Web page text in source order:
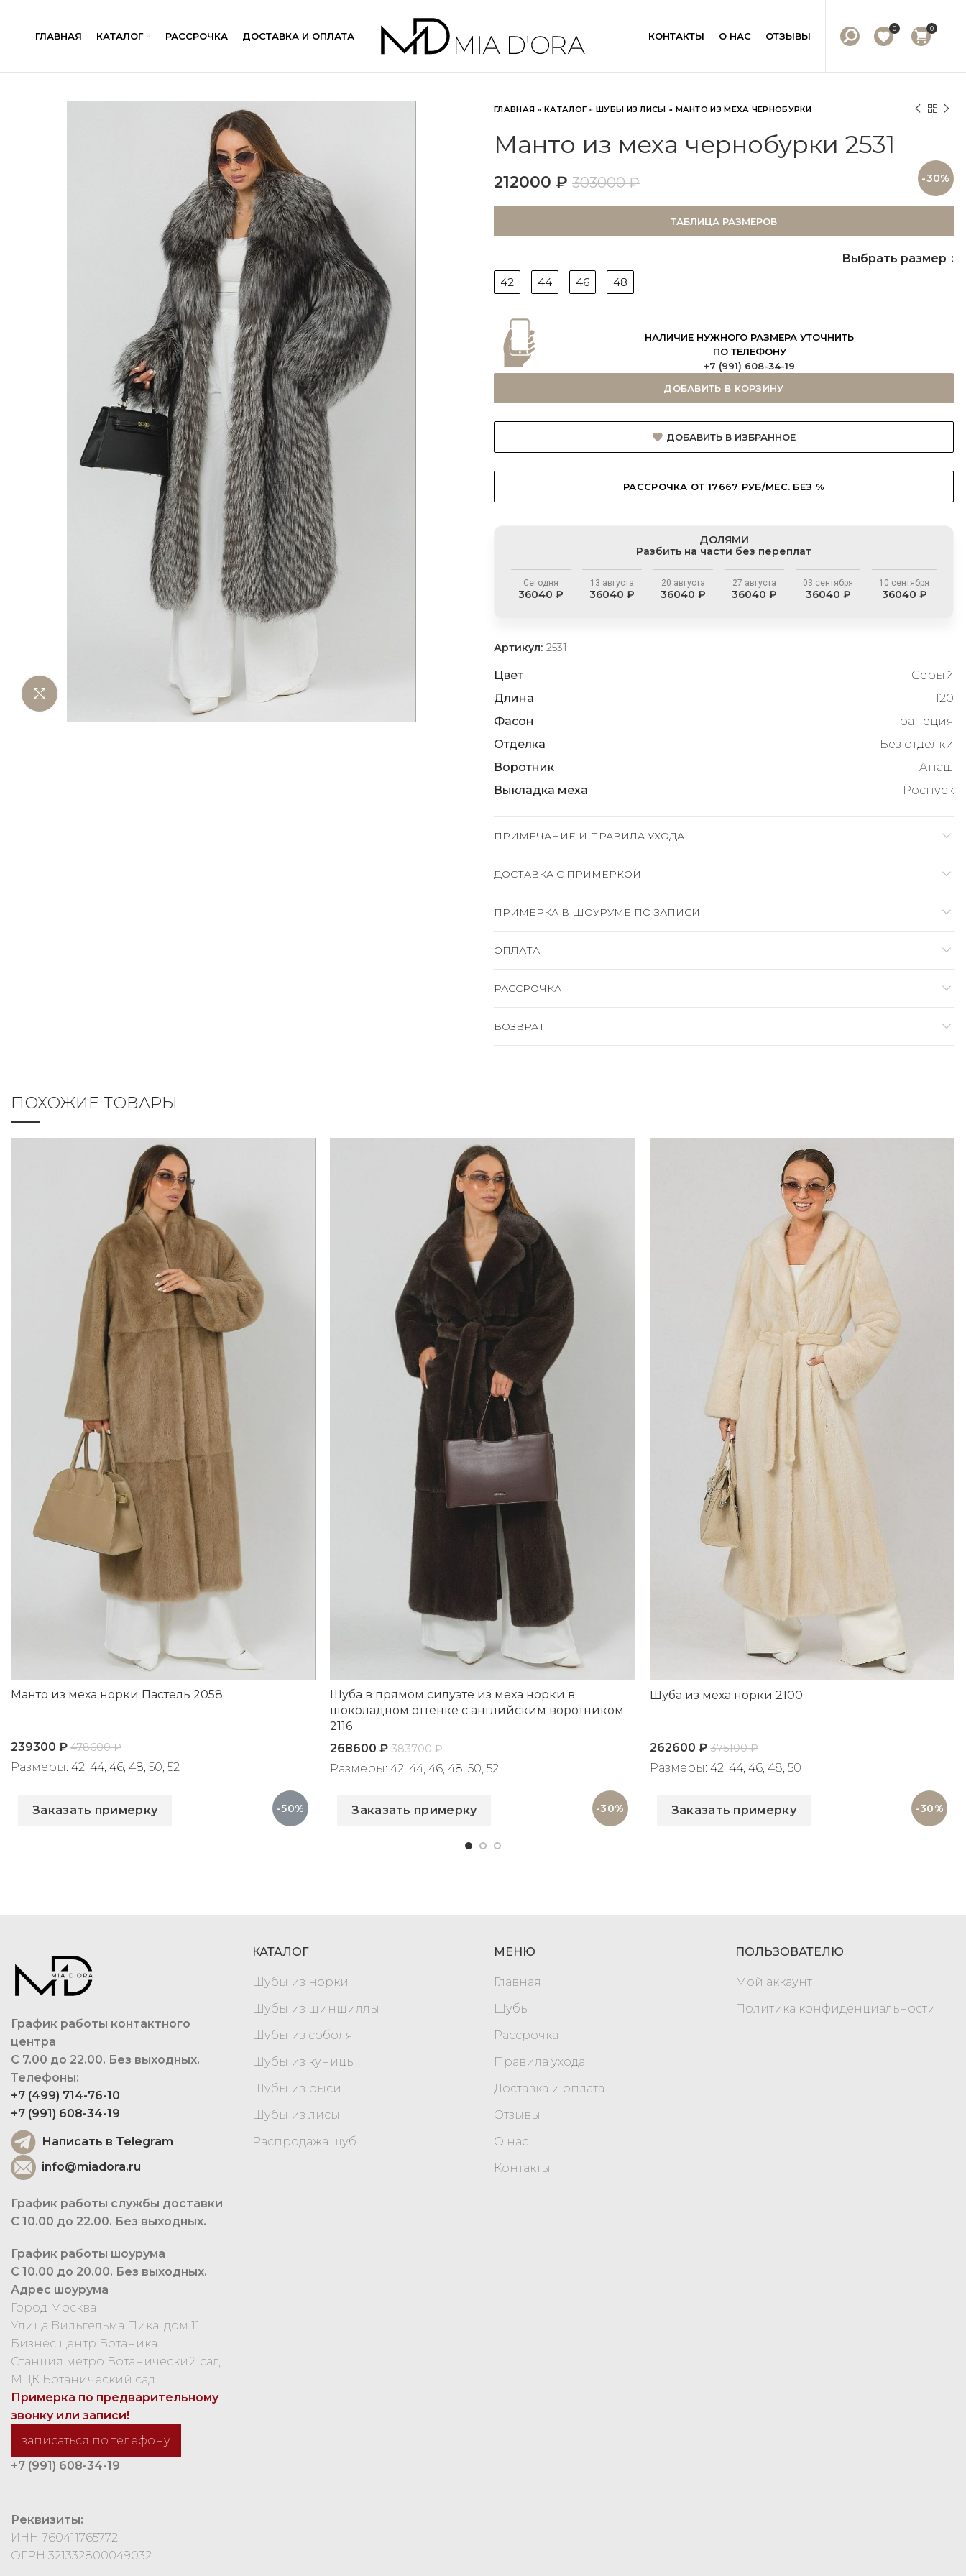
ГЛАВНАЯ КАТАЛОГ РАССРОЧКА ДОСТАВКА И ОПЛАТА КОНТАКТЫ О НАС ОТЗЫВЫ
0 0
Нажмите чтобы увеличить
ГЛАВНАЯ »КАТАЛОГ »ШУБЫ ИЗ ЛИСЫ » МАНТО ИЗ МЕХА ЧЕРНОБУРКИ
Манто из меха чернобурки 2531
212000 ₽ 303000₽ -30%
ТАБЛИЦА РАЗМЕРОВ
Выбрать размер
42
44 46 48
НАЛИЧИЕ НУЖНОГО РАЗМЕРА УТОЧНИТЬ
ПО ТЕЛЕФОНУ
+7 (991) 608-34-19
ДОБАВИТЬ В КОРЗИНУ
ДОБАВИТЬ В ИЗБРАННОЕ
РАССРОЧКА ОТ 17667 РУБ/МЕС. БЕЗ %
ДОЛЯМИ
Разбить на части без переплат
Сегодня
36040 ₽
13 августа
36040 ₽
20 августа
36040 ₽
27 августа
36040 ₽
03 сентября
36040 ₽
10 сентября
36040 ₽
Артикул: 2531
Цвет
Серый
Длина
120
Фасон
Трапеция
Отделка
Без отделки
Воротник
Апаш
Выкладка меха
Роспуск
ПРИМЕЧАНИЕ И ПРАВИЛА УХОДА
ДОСТАВКА C ПРИМЕРКОЙ
ПРИМЕРКА В ШОУРУМЕ ПО ЗАПИСИ
ОПЛАТА
РАССРОЧКА
ВОЗВРАТ
ПОХОЖИЕ ТОВАРЫ
-50%
Манто из меха норки Пастель 2058
239300 ₽ 478600₽
Размеры: 42, 44, 46, 48, 50, 52
Заказать примерку
-30%
Шуба в прямом силуэте из меха норки в
шоколадном оттенке с английским воротником
2116
268600₽ 383700₽
Размеры: 42, 44, 46, 48, 50, 52
Заказать примерку
-30%
Шуба из меха норки 2100
262600 ₽ 375100₽
Размеры: 42, 44, 46, 48, 50
Заказать примерку
График работы контактного
центра
С 7.00 до 22.00. Без выходных.
Телефоны:
+7 (499) 714-76-10
+7 (991) 608-34-19
Написать в Telegram
info@miadora.ru
График работы службы доставки
С 10.00 до 22.00. Без выходных.
График работы шоурума
С 10.00 до 20.00. Без выходных.
Адрес шоурума
Город Москва
Улица Вильгельма Пика, дом 11
Бизнес центр Ботаника
Станция метро Ботанический сад
МЦК Ботанический сад
Примерка по предварительному
звонку или записи!
записаться по телефону
+7 (991) 608-34-19
Реквизиты:
ИНН 760411765772
ОГРН 321332800049032
КАТАЛОГ
Шубы из норки
Шубы из шиншиллы
Шубы из соболя
Шубы из куницы
Шубы из рыси
Шубы из лисы
Распродажа шуб
МЕНЮ
Главная
Шубы
Рассрочка
Правила ухода
Доставка и оплата
Отзывы
О нас
Контакты
ПОЛЬЗОВАТЕЛЮ
Мой аккаунт
Политика конфиденциальности